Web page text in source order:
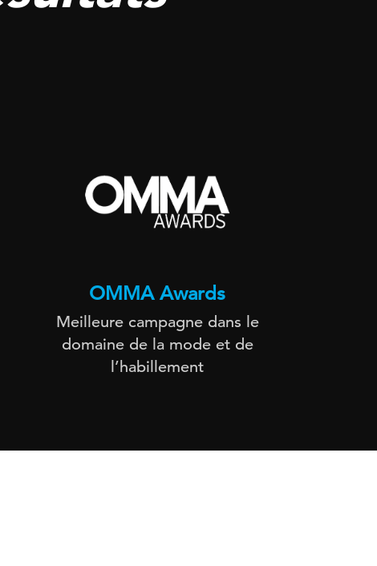
OMMA Awards
Meilleure campagne dans le
domaine de la mode et de
l’habillement